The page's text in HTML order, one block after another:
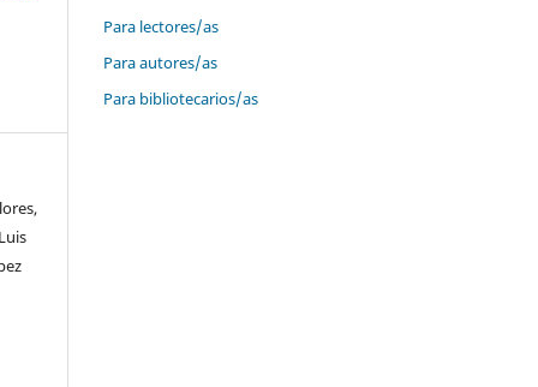
Para lectores/as
Para autores/as
Para bibliotecarios/as